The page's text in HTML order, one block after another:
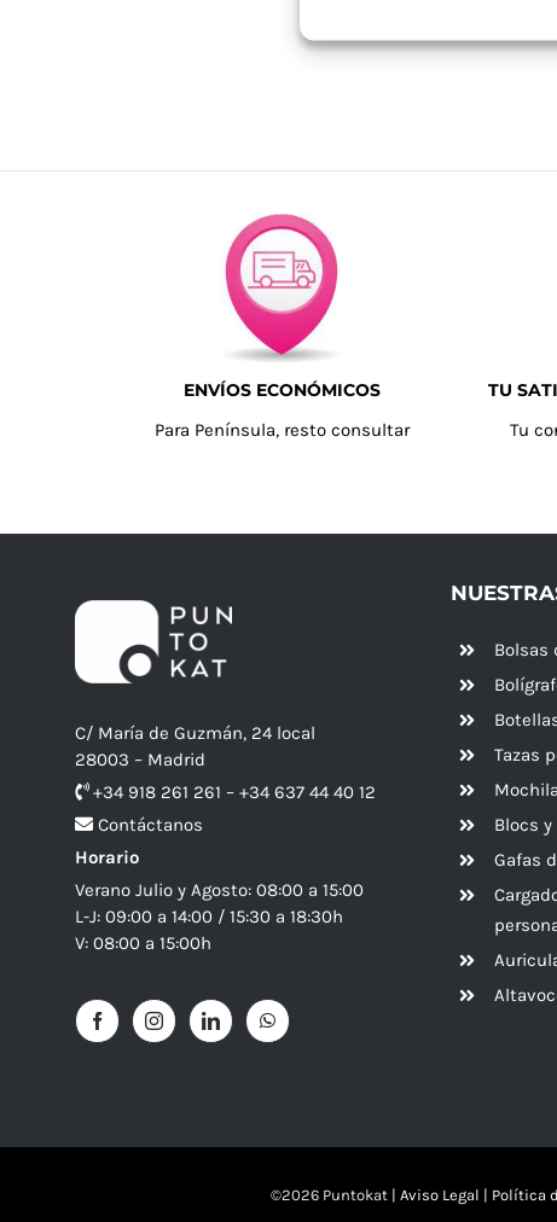
ENVÍOS ECONÓMICOS
Para Península, resto consultar
TU
Tu
C/ María de Guzmán, 24 local
28003 – Madrid
+34 918 261 261 – +34 637 44 40 12
Contáctanos
Horario
Verano Julio y Agosto: 08:00 a 15:00
L-J: 09:00 a 14:00 / 15:30 a 18:30h
V: 08:00 a 15:00h
Bolsas
Tazas
Blocs
Gafas
©2026 Puntokat | Aviso Legal | Política